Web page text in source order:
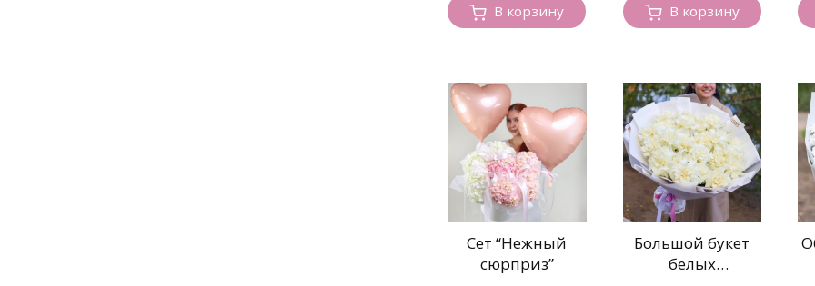
В корзину В корзину
Сет “Нежный
сюрприз”
Большой букет
белых